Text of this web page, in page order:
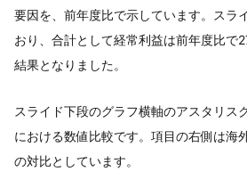
要因を、前年度比で示しています。スラ
おり、合計として経常利益は前年度比で
結果となりました。
スライド下段のグラフ横軸のアスタリス
における数値比較です。項目の右側は海
の対比としています。